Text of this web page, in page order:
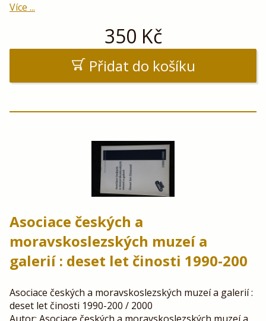
Více ...
350 Kč
Přidat do košíku
Asociace českých a
moravskoslezských muzeí a
galerií : deset let činosti 1990-200
Asociace českých a moravskoslezských muzeí a galerií :
deset let činosti 1990-200 / 2000